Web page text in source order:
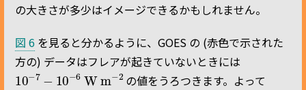
の大きさが多少はイメージできるかもしれません。
図 6 を見ると分かるように、GOES の (赤色で示された
方の) データはフレアが起きていないときには
10−7 − −6
W m−2
の値をうろつきます。よって